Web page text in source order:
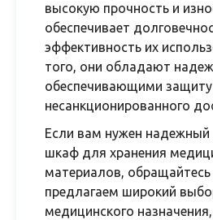
высокую прочность и
обеспечивает
эффективность их
того, они обладают
обеспечивающими
несанкционированного
Если вам нужен надежный
шкаф для хранения
материалов,
предлагаем широкий
медицинского